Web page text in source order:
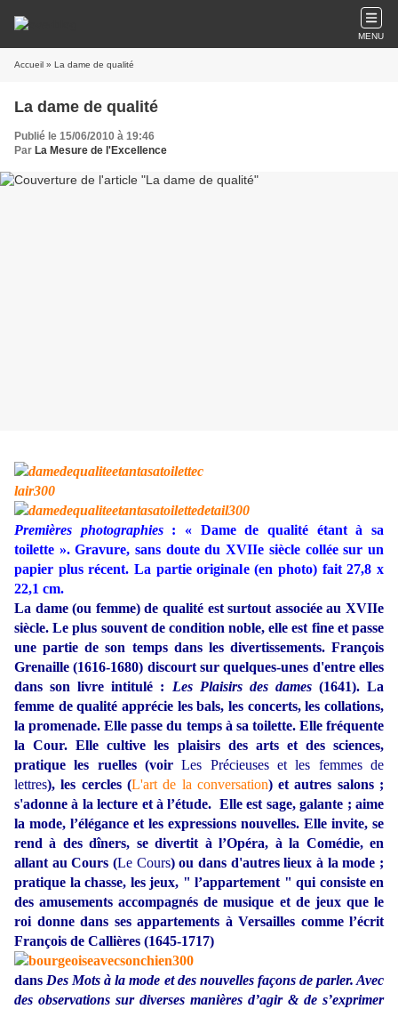
MENU
Accueil » La dame de qualité
La dame de qualité
Publié le 15/06/2010 à 19:46
Par La Mesure de l'Excellence
Premières photographies: « Dame de qualité étant à sa
toilette ». Gravure, sans doute du XVIIe siècle collée sur un
papier plus récent. La partie originale (en photo) fait 27,8 x
22,1 cm.
La dame (ou femme) de qualité est surtout associée au XVIIe
siècle. Le plus souvent de condition noble, elle est fine et passe
une partie de son temps dans les divertissements. François
Grenaille (1616-1680) discourt sur quelques-unes d'entre elles
dans son livre intitulé :
Les Plaisirs des dames (1641). La
femme de qualité apprécie les bals, les concerts, les collations,
la promenade. Elle passe du temps à sa toilette. Elle fréquente
la Cour. Elle cultive les plaisirs des arts et des sciences,
pratique les ruelles (voir Les Précieuses et les femmes de
lettres), les cercles (L'art de la conversation) et autres salons ;
s'adonne à la lecture et à l’étude. Elle est sage, galante ; aime
la mode, l’élégance et les expressions nouvelles. Elle invite, se
rend à des dîners, se divertit à l’Opéra, à la Comédie, en
allant au Cours (Le Cours) ou dans d'autres lieux à la mode ;
pratique la chasse, les jeux, " l’appartement " qui consiste en
des amusements accompagnés de musique et de jeux que le
roi donne dans ses appartements à Versailles comme l’écrit
François de Callières (1645-1717)
dans Des Mots à la mode et des nouvelles façons de parler. Avec
des observations sur diverses manières d’agir & de s’exprimer